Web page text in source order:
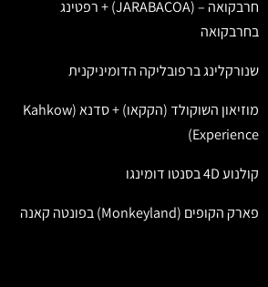
חרבקואה – (JARABACOA) + רפטינג
בחרבקואה
שנורקלינג ברפובליקה הדומיניקנית
מוזיאון השוקולד (הקקאו) + סדנא (Kahkow
Experience)
קולנוע 4D בסנטו דומינגו
פארק הקופים (Monkeyland) בפונטה קאנה